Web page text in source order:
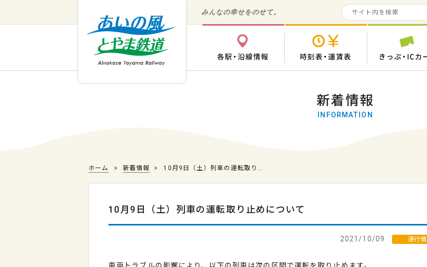
みんなの幸せをのせて。
各駅・沿線情報 時刻表・運賃表
新着情報
INFORMATION
ホーム 新着情報 10月9日（土）列車の運転取り…
10月9日（土）列車の運転取り止めについて
2021/10/09 運行